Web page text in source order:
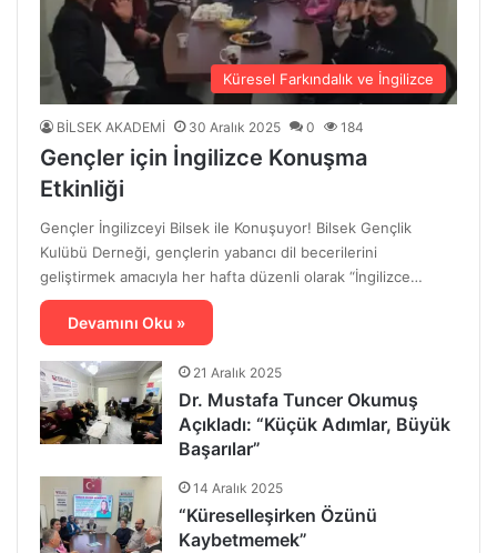
Küresel Farkındalık ve İngilizce
BİLSEK AKADEMİ 30 Aralık 2025 0 184
Gençler için İngilizce Konuşma
Etkinliği
Gençler İngilizceyi Bilsek ile Konuşuyor! Bilsek Gençlik
Kulübü Derneği, gençlerin yabancı dil becerilerini
geliştirmek amacıyla her hafta düzenli olarak “İngilizce…
Devamını Oku »
21 Aralık 2025
Dr. Mustafa Tuncer Okumuş
Açıkladı: “Küçük Adımlar, Büyük
Başarılar”
14 Aralık 2025
“Küreselleşirken Özünü
Kaybetmemek”